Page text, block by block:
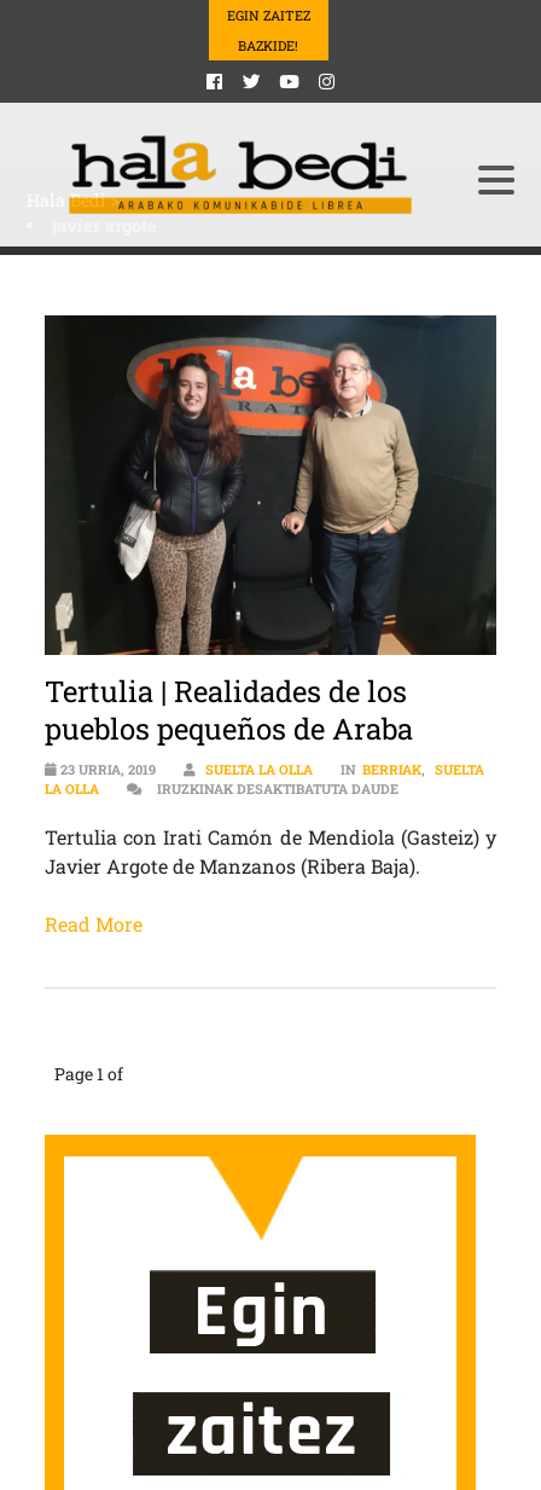
EGIN ZAITEZ
BAZKIDE!
Hala Bedi>
Tertulia | Realidades de los
pueblos pequeños de Araba
23 URRIA, 2019 SUELTA LA OLLA IN BERRIAK, SUELTA
LA OLLA
IRUZKINAK DESAKTIBATUTA DAUDETERTULIA |
Tertulia con Irati Camón de Mendiola (Gasteiz) y
Javier Argote de Manzanos (Ribera Baja).
Read More
Page 1 of